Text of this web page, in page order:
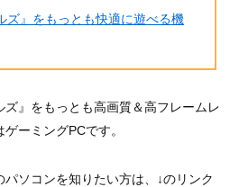
ズ』をもっとも快適に遊べる機
』をもっとも高画質＆高フレームレ
ーミングPCです。
ソコンを知りたい方は、↓のリンク